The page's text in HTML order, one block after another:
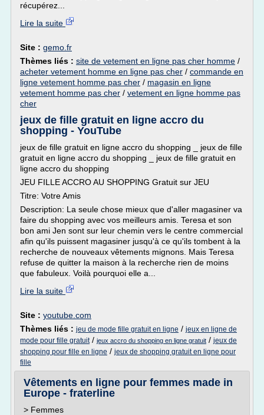
récupérez...
Lire la suite
Site : gemo.fr
Thèmes liés : site de vetement en ligne pas cher homme /
acheter vetement homme en ligne pas cher / commande en
ligne vetement homme pas cher / magasin en ligne
vetement homme pas cher / vetement en ligne homme pas
cher
jeux de fille gratuit en ligne accro du
shopping - YouTube
jeux de fille gratuit en ligne accro du shopping _ jeux de fille
gratuit en ligne accro du shopping _ jeux de fille gratuit en
ligne accro du shopping
JEU FILLE ACCRO AU SHOPPING Gratuit sur JEU
Titre: Votre Amis
Description: La seule chose mieux que d'aller magasiner va
faire du shopping avec vos meilleurs amis. Teresa et son
bon ami Jen sont sur leur chemin vers le centre commercial
afin qu'ils puissent magasiner jusqu'à ce qu'ils tombent à la
recherche de nouveaux vêtements mignons. Mais Teresa
refuse de quitter la maison à la recherche rien de moins
que fabuleux. Voilà pourquoi elle a...
Lire la suite
Site : youtube.com
Thèmes liés : jeu de mode fille gratuit en ligne / jeux en ligne de
mode pour fille gratuit/ jeux accro du shopping en ligne gratuit / jeux de
shopping pour fille en ligne / jeux de shopping gratuit en ligne pour
fille
Vêtements en ligne pour femmes made in
Europe - fraterline
> Femmes